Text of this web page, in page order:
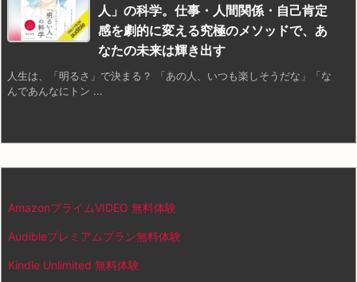
人」の科学。仕事・人間関係・自己肯定
感を劇的に変える究極のメソッドで、あ
なたの未来は輝き出す
人生は、「明るさ」で決まる？ 「あの人、いつも楽しそうだな」「な
んであんなにトン ...
AmazonプライムVIDEO 無料体験
Audibleプレミアムプラン無料体験
Kindle Unlimited 無料体験